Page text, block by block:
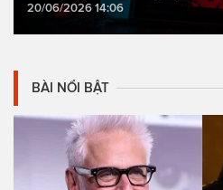
20/06/2026 14:06
BÀI NỔI BẬT